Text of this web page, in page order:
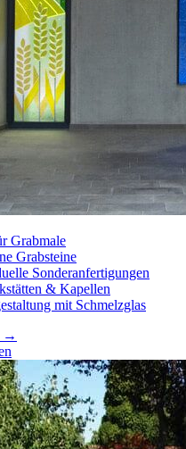
Grabmale
Grabsteine
Sonderanfertigungen
& Kapellen
mit Schmelzglas
→